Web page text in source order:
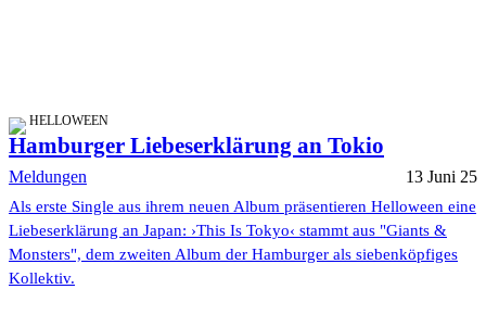
HELLOWEEN
Hamburger Liebeserklärung an Tokio
Meldungen 13 Juni 25
Als erste Single aus ihrem neuen Album präsentieren Helloween eine
Liebeserklärung an Japan: ›This Is Tokyo‹ stammt aus "Giants &
Monsters", dem zweiten Album der Hamburger als siebenköpfiges
Kollektiv.